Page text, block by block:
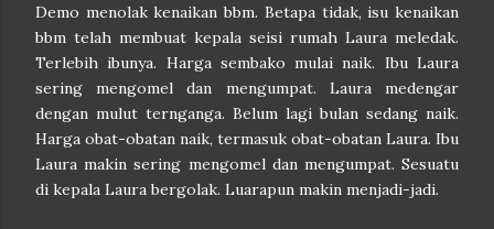
Demo menolak kenaikan bbm. Betapa tidak, isu kenaikan
bbm telah membuat kepala seisi rumah Laura meledak.
Terlebih ibunya. Harga sembako mulai naik. Ibu Laura
sering mengomel dan mengumpat. Laura medengar
dengan mulut ternganga. Belum lagi bulan sedang naik.
Harga obat-obatan naik, termasuk obat-obatan Laura. Ibu
Laura makin sering mengomel dan mengumpat. Sesuatu
di kepala Laura bergolak. Luarapun makin menjadi-jadi.